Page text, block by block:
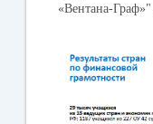
«Вентана-Граф»" .